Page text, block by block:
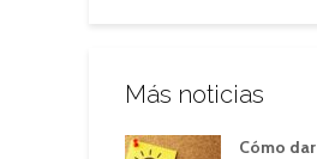
Más noticias
Cómo dar